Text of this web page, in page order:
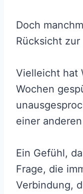
Doch
Rücksicht zur
Vielleicht hat
Wochen
einer
Ein Gefühl,
Frage, die
Verbindung,